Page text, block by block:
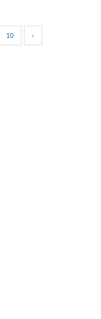
10 ›